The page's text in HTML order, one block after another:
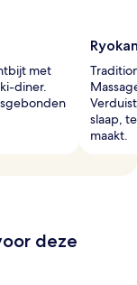
met
diner.
slaap,
maakt.
deze